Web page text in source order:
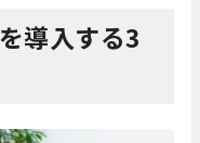
導入する3